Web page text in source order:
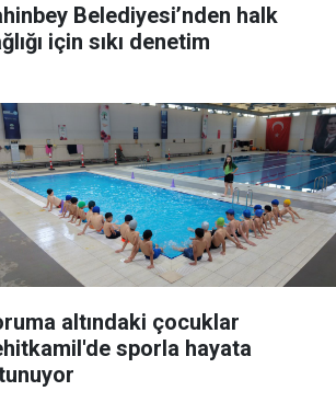
Belediyesi’nden halk
için sıkı denetim
altındaki çocuklar
sporla hayata